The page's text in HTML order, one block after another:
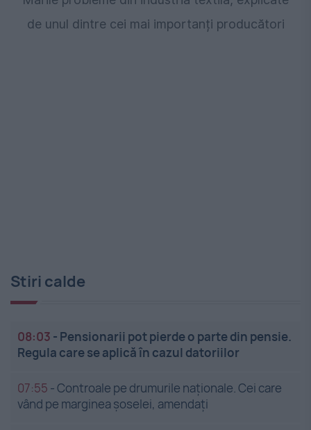
de unul dintre cei mai importanți producători
Stiri calde
08:03 - Pensionarii pot pierde o parte din pensie.
Regula care se aplică în cazul datoriilor
07:55 -Controale pe drumurile naționale. Cei care
vând pe marginea șoselei, amendați